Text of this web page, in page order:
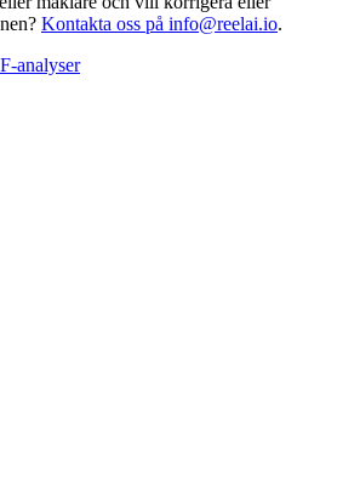
Kontakta oss på info@reelai.io.
analyser